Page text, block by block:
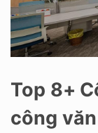
Top 8+
công